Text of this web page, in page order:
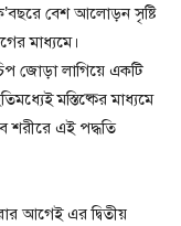
বেশ আলোড়ন সৃষ্টি
মাধ্যমে।
জোড়া লাগিয়ে একটি
মস্তিষ্কের মাধ্যমে
শরীরে এই পদ্ধতি
আগেই এর দ্বিতীয়